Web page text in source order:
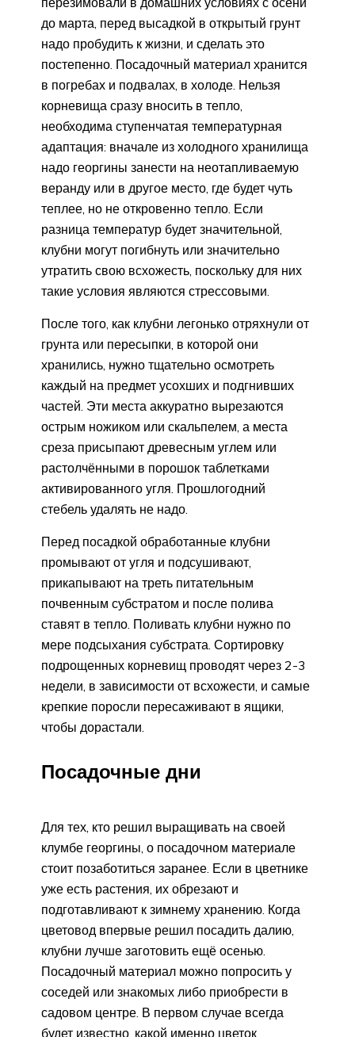
до марта, перед высадкой в открытый грунт
надо пробудить к жизни, и сделать это
постепенно. Посадочный материал хранится
в погребах и подвалах, в холоде. Нельзя
корневища сразу вносить в тепло,
необходима ступенчатая температурная
адаптация: вначале из холодного хранилища
надо георгины занести на неотапливаемую
веранду или в другое место, где будет чуть
теплее, но не откровенно тепло. Если
разница температур будет значительной,
клубни могут погибнуть или значительно
утратить свою всхожесть, поскольку для них
такие условия являются стрессовыми.
После того, как клубни легонько отряхнули от
грунта или пересыпки, в которой они
хранились, нужно тщательно осмотреть
каждый на предмет усохших и подгнивших
частей. Эти места аккуратно вырезаются
острым ножиком или скальпелем, а места
среза присыпают древесным углем или
растолчёнными в порошок таблетками
активированного угля. Прошлогодний
стебель удалять не надо.
Перед посадкой обработанные клубни
промывают от угля и подсушивают,
прикапывают на треть питательным
почвенным субстратом и после полива
ставят в тепло. Поливать клубни нужно по
мере подсыхания субстрата. Сортировку
подрощенных корневищ проводят через 2-3
недели, в зависимости от всхожести, и самые
крепкие поросли пересаживают в ящики,
чтобы дорастали.
Посадочные дни
Для тех, кто решил выращивать на своей
клумбе георгины, о посадочном материале
стоит позаботиться заранее. Если в цветнике
уже есть растения, их обрезают и
подготавливают к зимнему хранению. Когда
цветовод впервые решил посадить далию,
клубни лучше заготовить ещё осенью.
Посадочный материал можно попросить у
соседей или знакомых либо приобрести в
садовом центре. В первом случае всегда
будет известно, какой именно цветок